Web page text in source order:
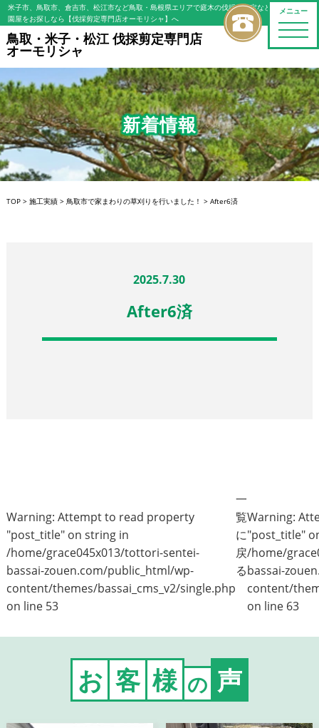
メニュー
toggle
米子市、鳥取市、倉吉市、松江市など鳥取・島根県エリアで庭木の伐採・剪定などの植木屋/造
園屋をお探しなら【伐採剪定専門店オーモリシャ】へ
鳥取・米子・松江 伐採剪定専門店
オーモリシャ
新着情報
TOP> 施工実績> 鳥取市で家まわりの草刈りを行いました！ > After6済
2025.7.30
After6済
Warning: Attempt to read property
"post_title" on string in
/home/grace045x013/tottori-sentei-
bassai-zouen.com/public_html/wp-
content/themes/bassai_cms_v2/single.php
on line 53
一
覧
に
戻
る
Warning:
"post_title"
/home/
bassai-
content/
on line 63
お 客 様 の 声